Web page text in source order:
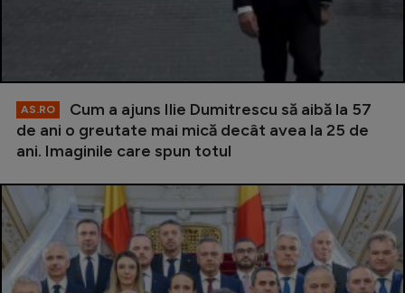
AS.RO
Cum a ajuns Ilie Dumitrescu să aibă la 57
de ani o greutate mai mică decât avea la 25 de
ani. Imaginile care spun totul